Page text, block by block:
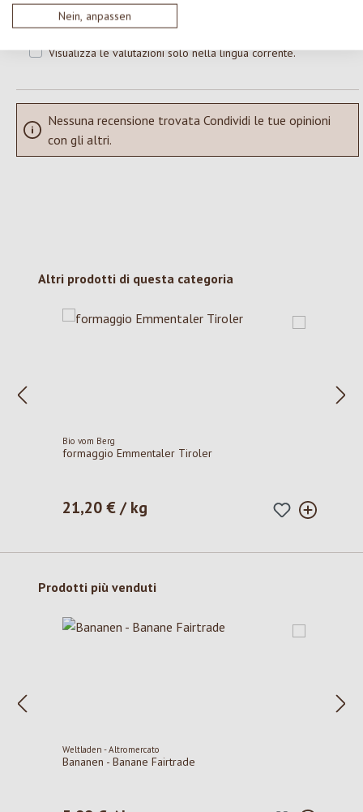
Nein, anpassen
SCRIVERE UNA RECENSIONE
Visualizza le valutazioni solo nella lingua corrente.
Nessuna recensione trovata Condividi le tue opinioni
con gli altri.
Salta la galleria dei prodotti
Altri prodotti di questa categoria
Bio vom Berg
formaggio Emmentaler Tiroler
Prezzo normale:
21,20 € / kg
Salta la galleria dei prodotti
Prodotti più venduti
Weltladen - Altromercato
Bananen - Banane Fairtrade